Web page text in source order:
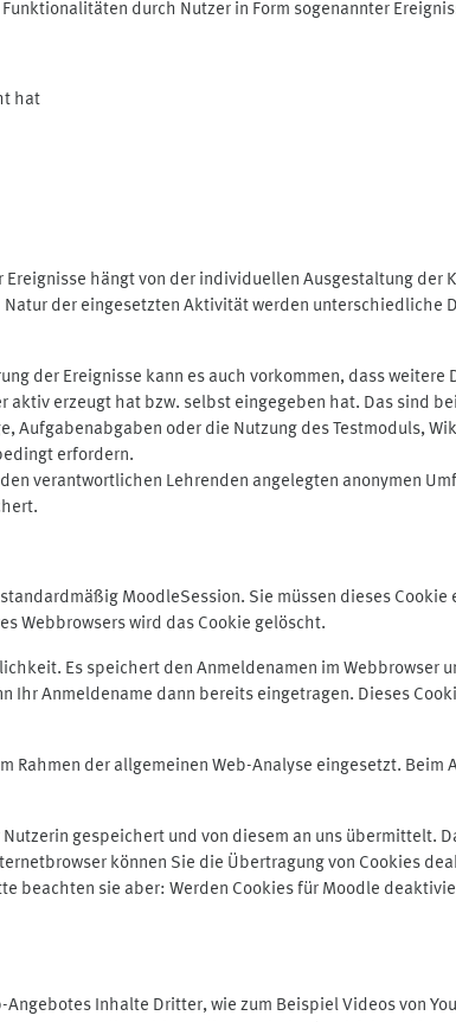
durch Nutzer in Form sogenannter
hat
hängt von der individuellen Ausgestaltung
der eingesetzten Aktivität werden unterschiedliche
der Ereignisse kann es auch vorkommen, dass
erzeugt hat bzw. selbst eingegeben hat. Das sind
Aufgabenabgaben oder die Nutzung des Testmoduls,
erfordern.
verantwortlichen Lehrenden angelegten anonymen
MoodleSession. Sie müssen dieses
Webbrowsers wird das Cookie gelöscht.
Es speichert den Anmeldenamen im
Ihr Anmeldename dann bereits eingetragen. Dieses
Rahmen der allgemeinen Web-Analyse eingesetzt.
gespeichert und von diesem an uns übermittelt.
können Sie die Übertragung von Cookies
beachten sie aber: Werden Cookies für Moodle
Inhalte Dritter, wie zum Beispiel Videos von